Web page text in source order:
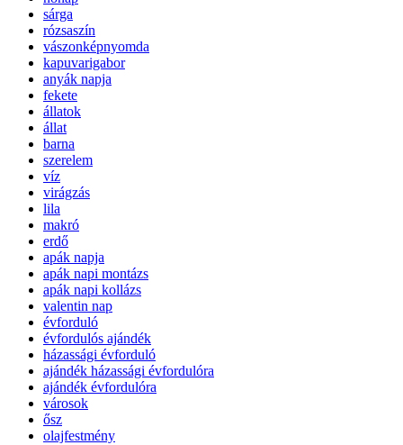
sárga
rózsaszín
vászonképnyomda
kapuvarigabor
anyák napja
fekete
állatok
állat
barna
szerelem
víz
virágzás
lila
makró
erdő
apák napja
apák napi montázs
apák napi kollázs
valentin nap
évforduló
évfordulós ajándék
házassági évforduló
ajándék házassági évfordulóra
ajándék évfordulóra
városok
ősz
olajfestmény